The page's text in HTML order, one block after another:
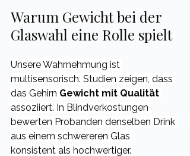
Warum Gewicht bei der
Glaswahl eine Rolle spielt
Unsere Wahrnehmung ist
multisensorisch. Studien zeigen, dass
das Gehirn Gewicht mit Qualität
assoziiert. In Blindverkostungen
bewerten Probanden denselben Drink
aus einem schwereren Glas
konsistent als hochwertiger.